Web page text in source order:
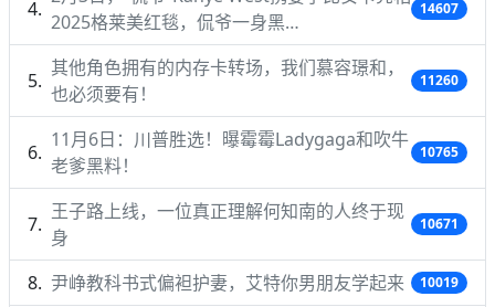
2025格莱美红毯，侃爷一身黑…
14607
其他角色拥有的内存卡转场，我们慕容璟和，
也必须要有！
11260
11月6日：川普胜选！曝霉霉Ladygaga和吹牛
老爹黑料！
10765
王子路上线，一位真正理解何知南的人终于现
身
10671
尹峥教科书式偏袒护妻，艾特你男朋友学起来 10019